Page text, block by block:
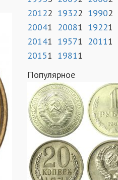
20122 19322 19902
20041 20081 19221
20141 19571 20111
20151 19811
Популярное